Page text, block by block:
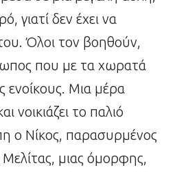
γιατί δεν έχει να
Όλοι τον βοηθούν,
που με τα χωρατά
ενοίκους. Μια μέρα
νοικιάζει το παλιό
ο Νίκος, παρασυρμένος
μιας όμορφης,